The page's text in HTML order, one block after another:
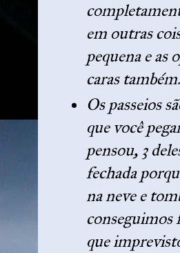
em outras
pequena e as
caras também.
Os passeios
que você
pensou, 3
fechada
na neve e
conseguimos
que